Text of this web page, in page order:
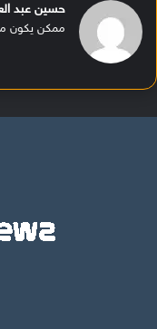
حسين عبد
ممكن يكون